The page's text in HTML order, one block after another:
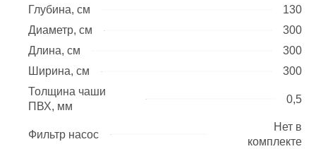
Глубина, см
130
Диаметр, см
300
Длина, см
300
Ширина, см
300
Толщина чаши
ПВХ, мм
0,5
Фильтр насос
Нет в
комплекте